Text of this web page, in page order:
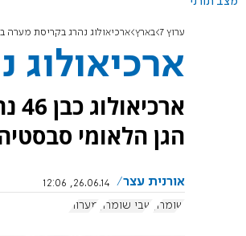
ערוץ 7 בארץ ארכיאולוג נהרג בקריסת מערה
הגן הלאומי
אורנית עצר
26.06.14, 12:06
שומרון
שבי שומרון מערות